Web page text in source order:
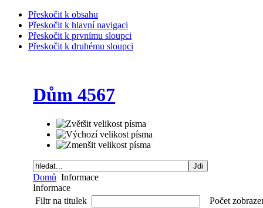
Přeskočit k obsahu
Přeskočit k hlavní navigaci
Přeskočit k prvnímu sloupci
Přeskočit k druhému sloupci
Dům 4567
Domů Informace
Informace
Filtr na titulek
Počet